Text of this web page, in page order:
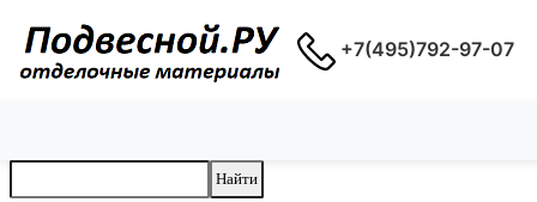
+7(495)792-97-07